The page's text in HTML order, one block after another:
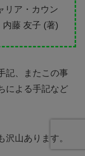
リア・カウン
藤 友子 (著)
記、またこの事
による手記など
山あります。